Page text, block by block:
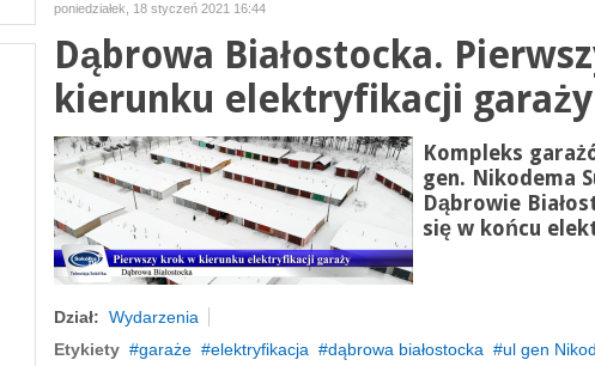
poniedziałek, 18 styczeń 2021 16:44
Dąbrowa Białostocka.
kierunku elektryfikacji
Kompleks
gen. Nikodema
Dąbrowie
się w końcu
Dział: Wydarzenia
Etykiety
garaże elektryfikacja dąbrowa białostocka
ul gen